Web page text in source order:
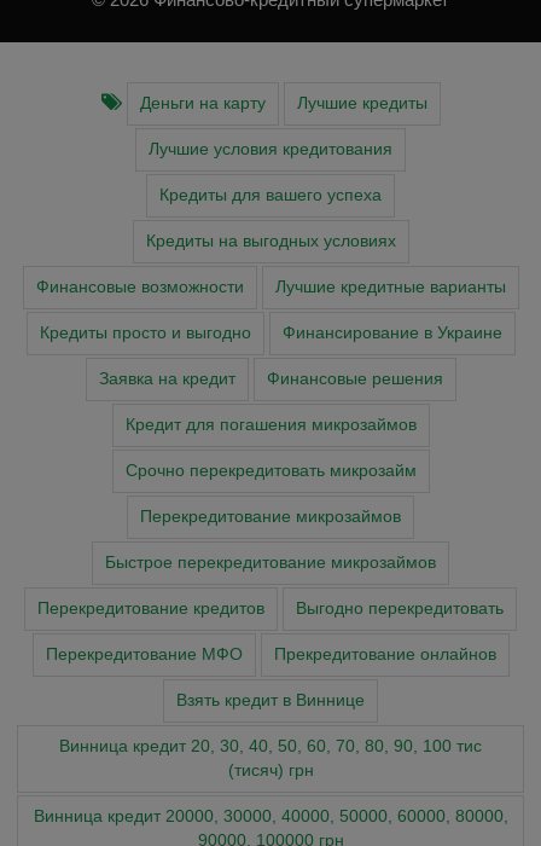
Деньги на карту Лучшие кредиты
Лучшие условия кредитования
Кредиты для вашего успеха
Кредиты на выгодных условиях
Финансовые возможности Лучшие кредитные варианты
Кредиты просто и выгодно Финансирование в Украине
Заявка на кредит Финансовые решения
Кредит для погашения микрозаймов
Срочно перекредитовать микрозайм
Перекредитование микрозаймов
Быстрое перекредитование микрозаймов
Перекредитование кредитов Выгодно перекредитовать
Перекредитование МФО Прекредитование онлайнов
Взять кредит в Виннице
Винница кредит 20, 30, 40, 50, 60, 70, 80, 90, 100 тис
(тисяч) грн
Винница кредит 20000, 30000, 40000, 50000, 60000, 80000,
90000, 100000 грн